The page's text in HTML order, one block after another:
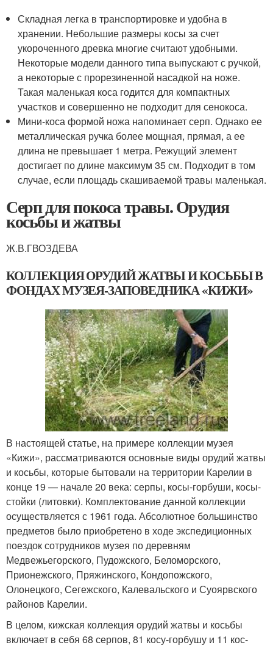
Складная легка в транспортировке и удобна в
хранении. Небольшие размеры косы за счет
укороченного древка многие считают удобными.
Некоторые модели данного типа выпускают с ручкой,
а некоторые с прорезиненной насадкой на ноже.
Такая маленькая коса годится для компактных
участков и совершенно не подходит для сенокоса.
Мини-коса формой ножа напоминает серп. Однако ее
металлическая ручка более мощная, прямая, а ее
длина не превышает 1 метра. Режущий элемент
достигает по длине максимум 35 см. Подходит в том
случае, если площадь скашиваемой травы маленькая.
Серп для покоса травы. Орудия
косьбы и жатвы
Ж.В.ГВОЗДЕВА
КОЛЛЕКЦИЯ ОРУДИЙ ЖАТВЫ И КОСЬБЫ В
ФОНДАХ МУЗЕЯ-ЗАПОВЕДНИКА «КИЖИ»
В настоящей статье, на примере коллекции музея
«Кижи», рассматриваются основные виды орудий жатвы
и косьбы, которые бытовали на территории Карелии в
конце 19 — начале 20 века: серпы, косы-горбуши, косы-
стойки (литовки). Комплектование данной коллекции
осуществляется с 1961 года. Абсолютное большинство
предметов было приобретено в ходе экспедиционных
поездок сотрудников музея по деревням
Медвежьегорского, Пудожского, Беломорского,
Прионежского, Пряжинского, Кондопожского,
Олонецкого, Сегежского, Калевальского и Суоярвского
районов Карелии.
В целом, кижская коллекция орудий жатвы и косьбы
включает в себя 68 серпов, 81 косу-горбушу и 11 кос-